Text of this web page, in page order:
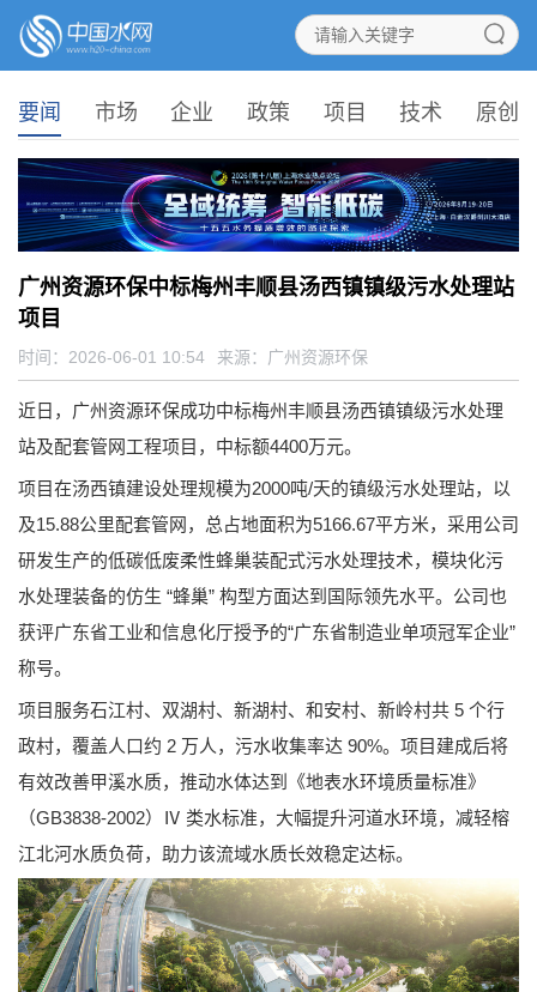
要闻 市场 企业 政策 项目 技术 原创
广州资源环保中标梅州丰顺县汤西镇镇级污水处理站
项目
时间：2026-06-01 10:54 来源： 广州资源环保
近日，广州资源环保成功中标梅州丰顺县汤西镇镇级污水处理
站及配套管网工程项目，中标额4400万元。
项目在汤西镇建设处理规模为2000吨/天的镇级污水处理站，以
及15.88公里配套管网，总占地面积为5166.67平方米，采用公司
研发生产的低碳低废柔性蜂巢装配式污水处理技术，模块化污
水处理装备的仿生 “蜂巢” 构型方面达到国际领先水平。公司也
获评广东省工业和信息化厅授予的“广东省制造业单项冠军企业”
称号。
项目服务石江村、双湖村、新湖村、和安村、新岭村共 5 个行
政村，覆盖人口约 2 万人，污水收集率达 90%。项目建成后将
有效改善甲溪水质，推动水体达到《地表水环境质量标准》
（GB3838-2002）Ⅳ 类水标准，大幅提升河道水环境，减轻榕
江北河水质负荷，助力该流域水质长效稳定达标。